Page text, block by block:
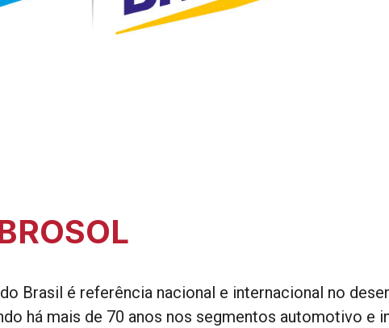
Brasil é referência nacional e internacional no
há mais de 70 anos nos segmentos automotivo e